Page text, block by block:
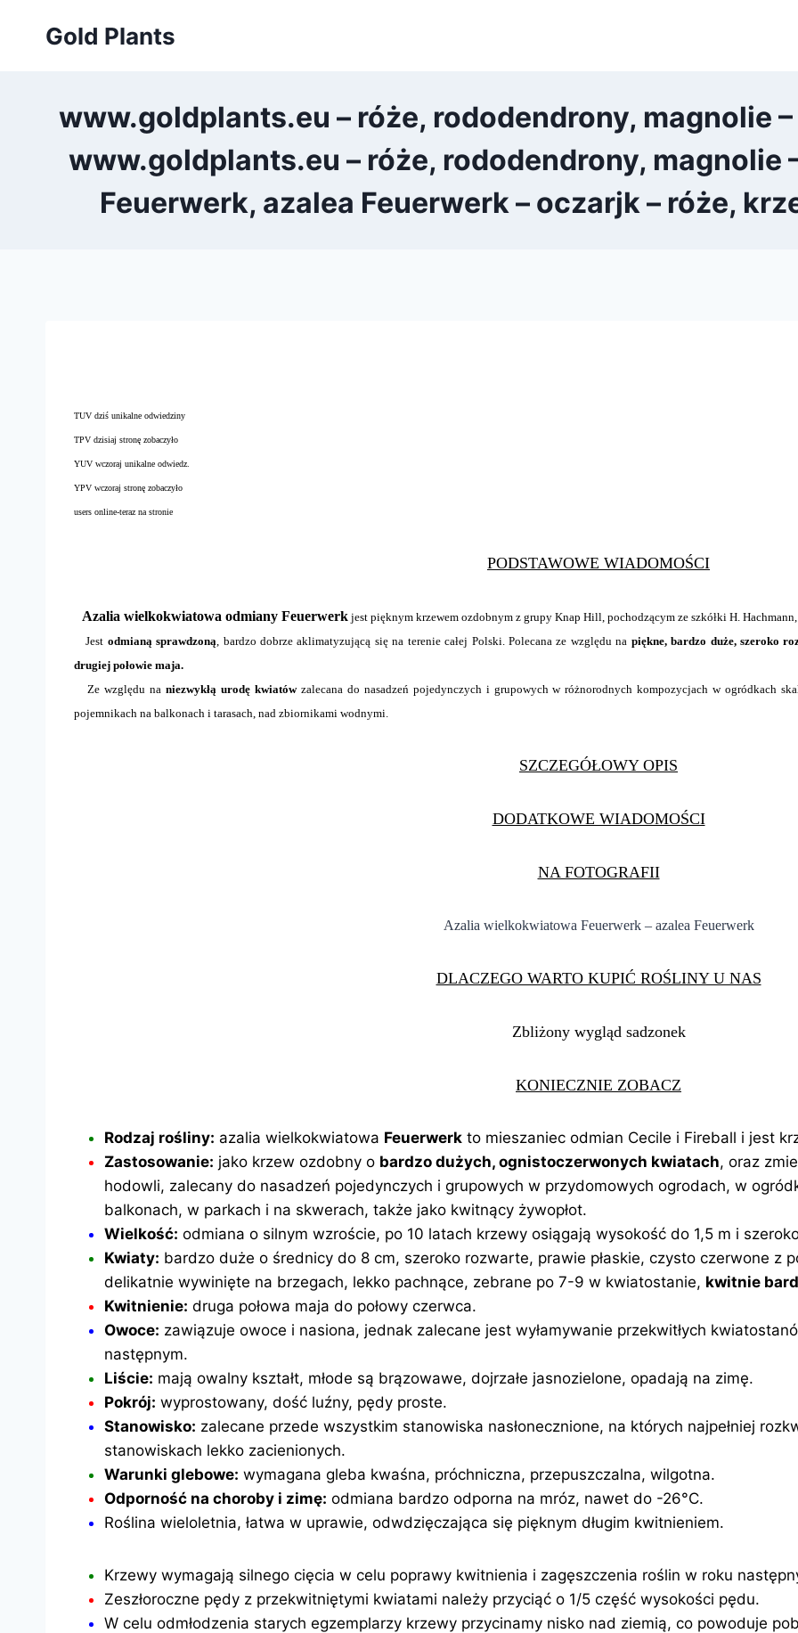
Gold Plants
www.goldplants.eu – róże, rododendrony, magnolie
www.goldplants.eu – róże, rododendrony, magnolie
Feuerwerk, azalea Feuerwerk – oczarjk – róże,
TUV dziś unikalne odwiedziny
TPV dzisiaj stronę zobaczyło
YUV wczoraj unikalne odwiedz.
YPV wczoraj stronę zobaczyło
users online-teraz na stronie
PODSTAWOWE WIADOMOŚCI
Azalia wielkokwiatowa odmiany Feuerwerk jest pięknym krzewem ozdobnym z grupy Knap Hill, pochodzącym ze szkółki H.
Jest odmianą sprawdzoną, bardzo dobrze aklimatyzującą się na terenie całej Polski. Polecana ze względu na piękne, bardzo duże, szeroko
drugiej połowie maja.
Ze względu na niezwykłą urodę kwiatówzalecana do nasadzeń pojedynczych i grupowych w różnorodnych kompozycjach w ogródkach
pojemnikach na balkonach i tarasach, nad zbiornikami wodnymi.
SZCZEGÓŁOWY OPIS
DODATKOWE WIADOMOŚCI
NA FOTOGRAFII
Azalia wielkokwiatowa Feuerwerk – azalea Feuerwerk
DLACZEGO WARTO KUPIĆ ROŚLINY U NAS
Zbliżony wygląd sadzonek
KONIECZNIE ZOBACZ
Rodzaj rośliny: azalia wielkokwiatowa Feuerwerk to mieszaniec odmian Cecile i Fireball i jest
Zastosowanie: jako krzew ozdobny o bardzo dużych, ognistoczerwonych kwiatach, oraz
hodowli, zalecany do nasadzeń pojedynczych i grupowych w przydomowych ogrodach, w
balkonach, w parkach i na skwerach, także jako kwitnący żywopłot.
Wielkość: odmiana o silnym wzroście, po 10 latach krzewy osiągają wysokość do 1,5 m i
Kwiaty: bardzo duże o średnicy do 8 cm, szeroko rozwarte, prawie płaskie, czysto czerwone z
delikatnie wywinięte na brzegach, lekko pachnące, zebrane po 7-9 w kwiatostanie, kwitnie
Kwitnienie: druga połowa maja do połowy czerwca.
Owoce: zawiązuje owoce i nasiona, jednak zalecane jest wyłamywanie przekwitłych
następnym.
Liście: mają owalny kształt, młode są brązowawe, dojrzałe jasnozielone, opadają na zimę.
Pokrój: wyprostowany, dość luźny, pędy proste.
Stanowisko: zalecane przede wszystkim stanowiska nasłonecznione, na których najpełniej
stanowiskach lekko zacienionych.
Warunki glebowe: wymagana gleba kwaśna, próchniczna, przepuszczalna, wilgotna.
Odporność na choroby i zimę: odmiana bardzo odporna na mróz, nawet do -26°C.
Roślina wieloletnia, łatwa w uprawie, odwdzięczająca się pięknym długim kwitnieniem.
Krzewy wymagają silnego cięcia w celu poprawy kwitnienia i zagęszczenia roślin w roku
Zeszłoroczne pędy z przekwitniętymi kwiatami należy przyciąć o 1/5 część wysokości pędu.
W celu odmłodzenia starych egzemplarzy krzewy przycinamy nisko nad ziemią, co powoduje